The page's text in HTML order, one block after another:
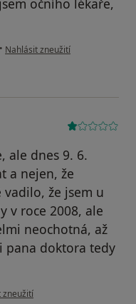
očního lékaře,
• podle názoru uživatele T.T.
Nahlásit zneužití
ale dnes 9. 6.
a nejen, že
vadilo, že jsem u
v roce 2008, ale
neochotná, až
pana doktora tedy
uživatele D.M.
zneužití